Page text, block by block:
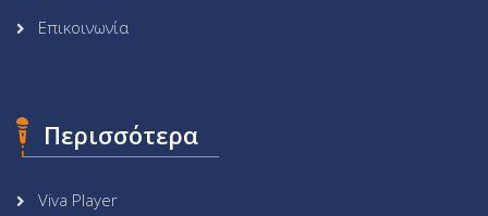
Επικοινωνία
Περισσότερα
Viva Player